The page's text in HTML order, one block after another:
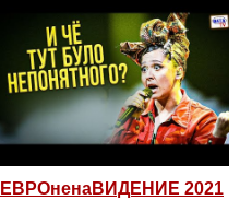
ЕВРОненаВИДЕНИЕ 2021